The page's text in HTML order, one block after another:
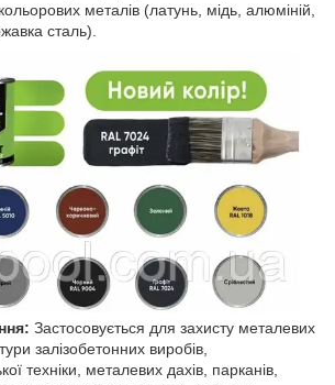
металів (латунь, мідь, алюміній,
сталь).
Застосовується для захисту металевих
залізобетонних виробів,
техніки, металевих дахів, парканів,